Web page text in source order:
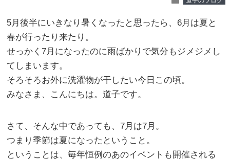
5月後半にいきなり暑くなったと思ったら、6月は夏と
春が行ったり来たり。
せっかく7月になったのに雨ばかりで気分もジメジメし
てしまいます。
そろそろお外に洗濯物が干したい今日この頃。
みなさま、こんにちは。道子です。
さて、そんな中であっても、7月は7月。
つまり季節は夏になったということ。
ということは、毎年恒例のあのイベントも開催される